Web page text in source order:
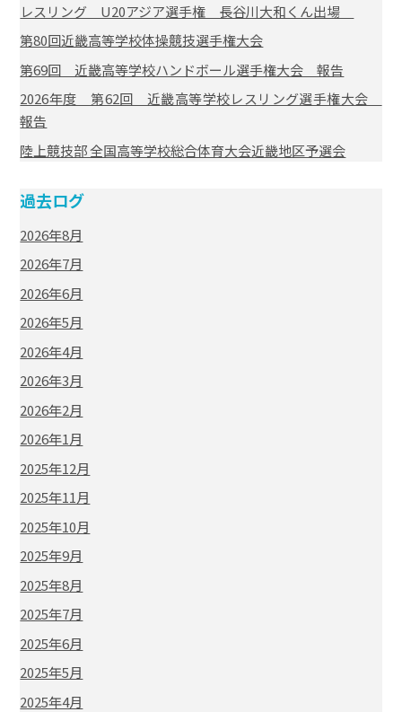
レスリング U20アジア選手権 長谷川大和くん出場
第80回近畿高等学校体操競技選手権大会
第69回 近畿高等学校ハンドボール選手権大会 報告
2026年度 第62回 近畿高等学校レスリング選手権大会
報告
陸上競技部 全国高等学校総合体育大会近畿地区予選会
過去ログ
2026年8月
2026年7月
2026年6月
2026年5月
2026年4月
2026年3月
2026年2月
2026年1月
2025年12月
2025年11月
2025年10月
2025年9月
2025年8月
2025年7月
2025年6月
2025年5月
2025年4月